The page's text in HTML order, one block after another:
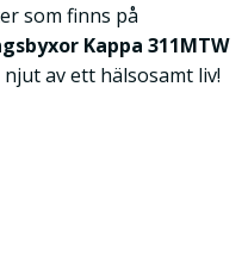
som finns på
Kappa 311MTW
av ett hälsosamt liv!